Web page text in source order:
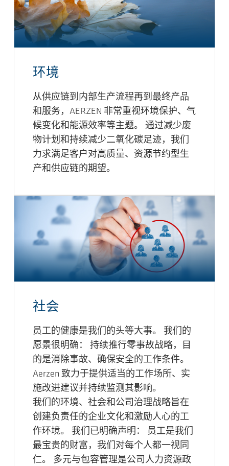
环境
从供应链到内部生产流程再到最终产品
和服务，AERZEN 非常重视环境保护、气
候变化和能源效率等主题。 通过减少废
物计划和持续减少二氧化碳足迹，我们
力求满足客户对高质量、资源节约型生
产和供应链的期望。
社会
员工的健康是我们的头等大事。 我们的
愿景很明确： 持续推行零事故战略，目
的是消除事故、确保安全的工作条件。
Aerzen 致力于提供适当的工作场所、实
施改进建议并持续监测其影响。
我们的环境、社会和公司治理战略旨在
创建负责任的企业文化和激励人心的工
作环境。 我们已明确声明： 员工是我们
最宝贵的财富，我们对每个人都一视同
仁。 多元与包容管理是公司人力资源政